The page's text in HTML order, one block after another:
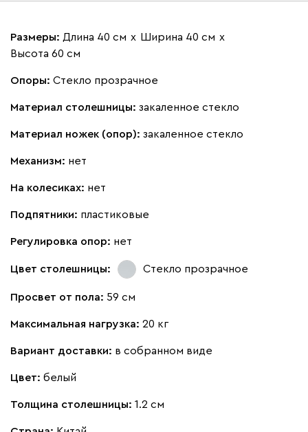
Размеры: Длина 40 см х Ширина 40 см х
Высота 60 см
Опоры: Стекло прозрачное
Материал столешницы: закаленное стекло
Материал ножек (опор): закаленное стекло
Механизм: нет
На колесиках: нет
Подпятники: пластиковые
Регулировка опор: нет
Цвет столешницы: Стекло прозрачное
Просвет от пола: 59 см
Максимальная нагрузка: 20 кг
Вариант доставки: в собранном виде
Цвет: белый
Толщина столешницы: 1.2 см